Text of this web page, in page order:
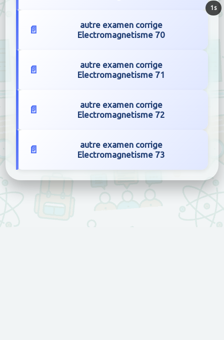
autre examen corrige
Electromagnetisme 70
autre examen corrige
Electromagnetisme 71
autre examen corrige
Electromagnetisme 72
autre examen corrige
Electromagnetisme 73